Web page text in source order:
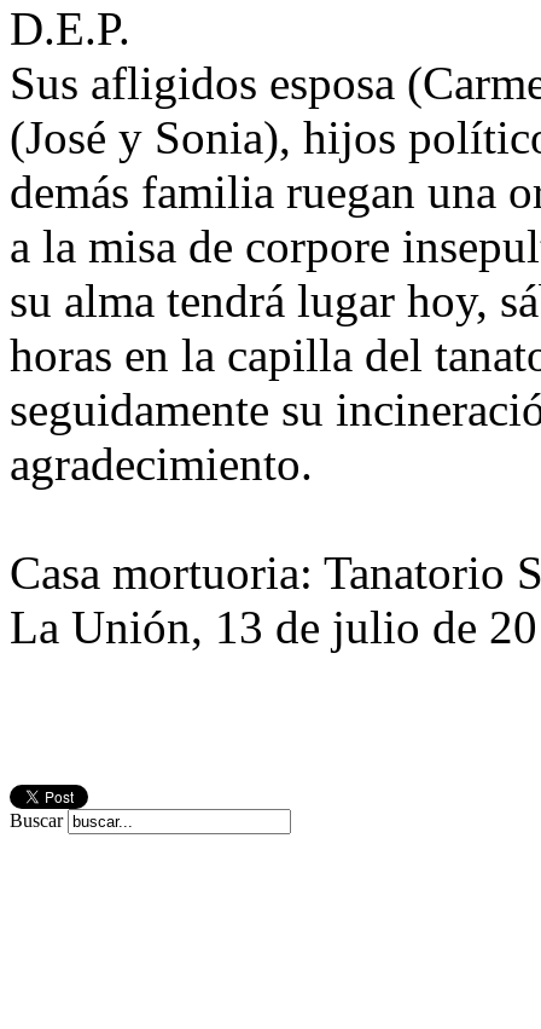
D.E.P.
Sus afligidos esposa
(José y Sonia), hijos
demás familia ruegan una
a la misa de corpore
su alma tendrá lugar hoy,
horas en la capilla del
seguidamente su
agradecimiento.
Casa mortuoria: Tanatorio
La Unión, 13 de julio de
Buscar